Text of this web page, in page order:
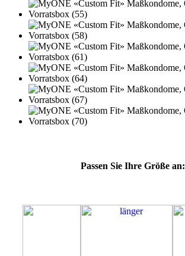
Passen Sie Ihre Größe an: